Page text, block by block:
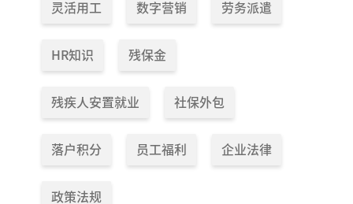
灵活用工 数字营销 劳务派遣
HR知识 残保金
残疾人安置就业 社保外包
落户积分 员工福利 企业法律
政策法规